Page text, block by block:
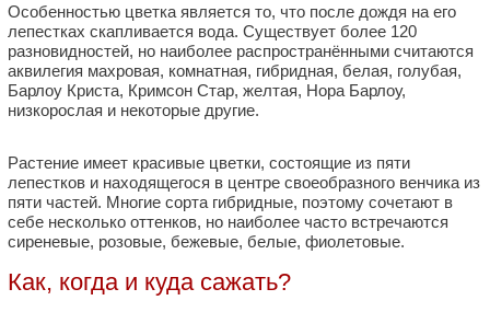
Особенностью цветка является то, что после дождя на его
лепестках скапливается вода. Существует более 120
разновидностей, но наиболее распространёнными считаются
аквилегия махровая, комнатная, гибридная, белая, голубая,
Барлоу Криста, Кримсон Стар, желтая, Нора Барлоу,
низкорослая и некоторые другие.
Растение имеет красивые цветки, состоящие из пяти
лепестков и находящегося в центре своеобразного венчика из
пяти частей. Многие сорта гибридные, поэтому сочетают в
себе несколько оттенков, но наиболее часто встречаются
сиреневые, розовые, бежевые, белые, фиолетовые.
Как, когда и куда сажать?